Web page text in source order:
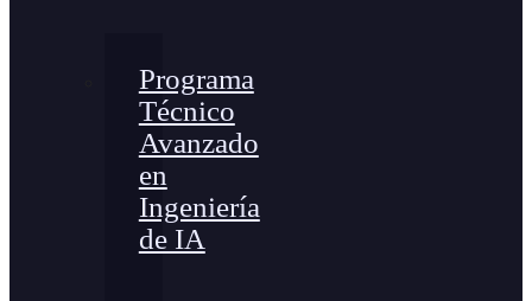
Programa
Técnico
Avanzado
en
Ingeniería
de IA